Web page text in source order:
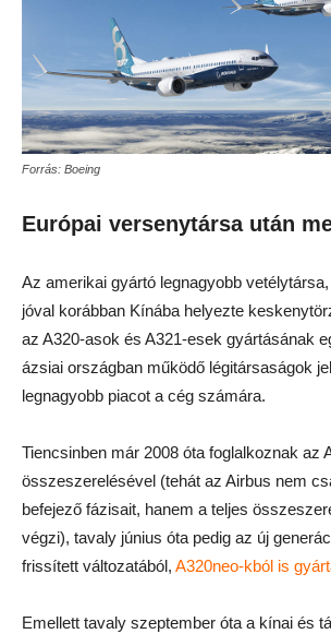
Forrás: Boeing
Európai versenytársa után
Az amerikai gyártó legnagyobb
jóval korábban Kínába helyezte
az A320-asok és A321-esek gyártásának
ázsiai országban működő légitársaságok
legnagyobb piacot a cég számára.
Tiencsinben már 2008 óta foglalkoznak az
összeszerelésével (tehát az Airbus nem
befejező fázisait, hanem a teljes
végzi), tavaly június óta pedig az új
frissített változatából, A320neo-kból is
Emellett tavaly szeptember óta a kínai és